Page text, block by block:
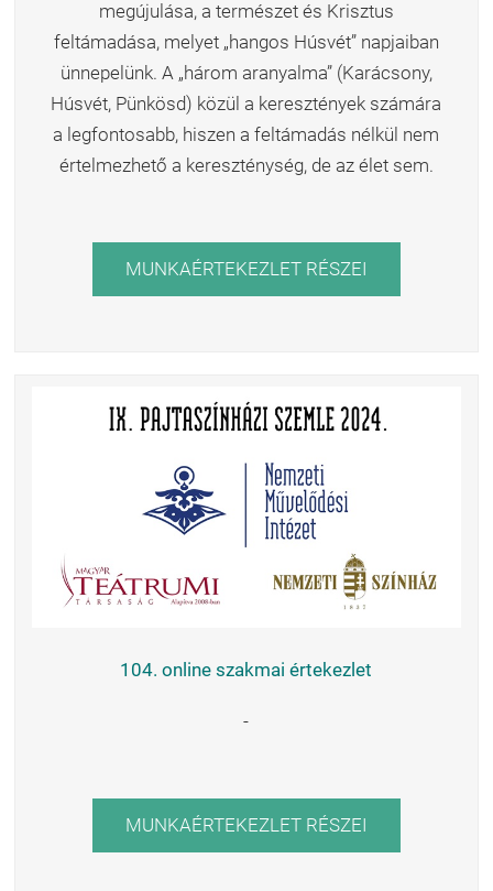
megújulása, a természet és Krisztus
feltámadása, melyet „hangos Húsvét” napjaiban
ünnepelünk. A „három aranyalma” (Karácsony,
Húsvét, Pünkösd) közül a keresztények számára
a legfontosabb, hiszen a feltámadás nélkül nem
értelmezhető a kereszténység, de az élet sem.
MUNKAÉRTEKEZLET RÉSZEI
104. online szakmai értekezlet
-
MUNKAÉRTEKEZLET RÉSZEI